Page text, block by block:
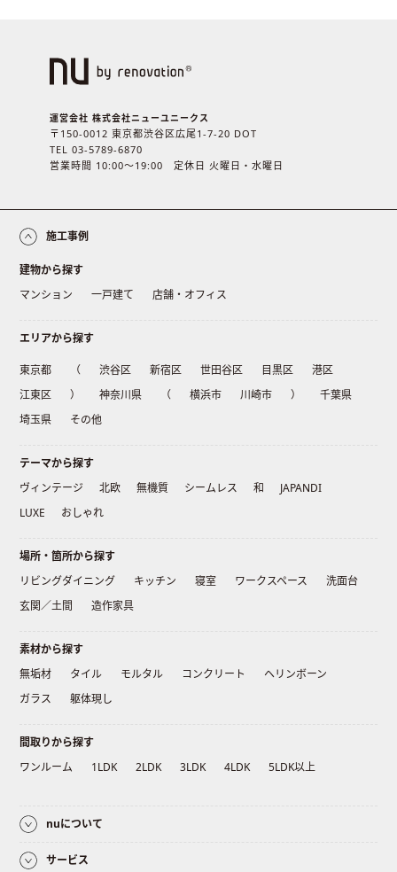
運営会社 株式会社ニューユニークス
〒150-0012 東京都渋谷区広尾1-7-20 DOT
TEL 03-5789-6870
営業時間 10:00〜19:00 定休日 火曜日・水曜日
施工事例
建物から探す
マンション
一戸建て 店舗・オフィス
エリアから探す
東京都 （ 渋谷区 新宿区 世田谷区 目黒区
港区
江東区
） 神奈川県 （ 横浜市 川崎市 ）
千葉県
埼玉県
その他
テーマから探す
ヴィンテージ
北欧 無機質 シームレス 和
JAPANDI
LUXE
おしゃれ
場所・箇所から探す
リビングダイニング
キッチン 寝室 ワークスペース
洗面台
玄関／土間
造作家具
素材から探す
無垢材
タイル モルタル コンクリート
ヘリンボーン
ガラス
躯体現し
間取りから探す
ワンルーム
1LDK 2LDK 3LDK 4LDK 5LDK以上
nuについて
サービス